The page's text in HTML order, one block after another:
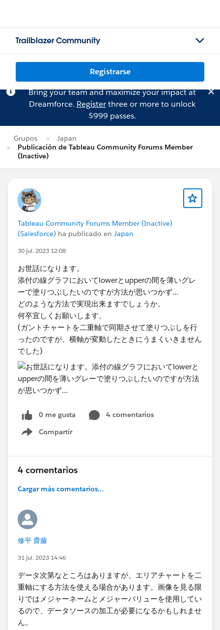
Trailblazer Community
Registrarse
Bring your team and maximize your impact at
Dreamforce. Registerthree or more to unlock
$999 passes.
Grupos
Japan
Publicación de Tableau Community Forums Member
(Inactive)
Tableau Community Forums Member (Inactive)
(Salesforce) ha publicado en Japan
30 jul. 2023 12:08
お世話になります。
添付の線グラフにおいてlowerとupperの間を薄いグレ
ーで塗りつぶしたいのですが方法が思いつかず...
どのような方法で実現出来ますでしょうか。
何卒宜しくお願いします。
(ガントチャートを二重軸で同期させて塗りつぶしを行
ったのですが、横軸が変動したときにうまくいきません
でした)
0 me gusta
4 comentarios
Compartir
Show menu
4 comentarios
Cargar más comentarios...
修平 齋藤
31 jul. 2023 14:46
データ次第なところはありますが、エリアチャートを二
重軸にする方法を使える場合があります。画像を見る限
りではメジャーネームとメジャーバリューを使用してい
るので、データソースの加工が必要になるかもしれませ
ん。